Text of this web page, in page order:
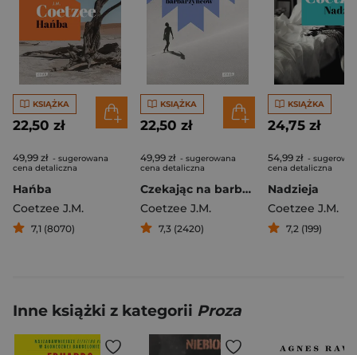
KSIĄŻKA
22,50 zł
49,99 zł - sugerowana
cena detaliczna
Hańba
Coetzee J.M.
7,1 (8070)
KSIĄŻKA
22,50 zł
49,99 zł - sugerowana
cena detaliczna
Czekając na barbarzyńców
Coetzee J.M.
7,3 (2420)
KSIĄŻKA
24,75 zł
54,99 zł -
cena detaliczna
Nadzieja
Coetzee J.M.
7,2 (199)
Inne książki z kategorii Proza